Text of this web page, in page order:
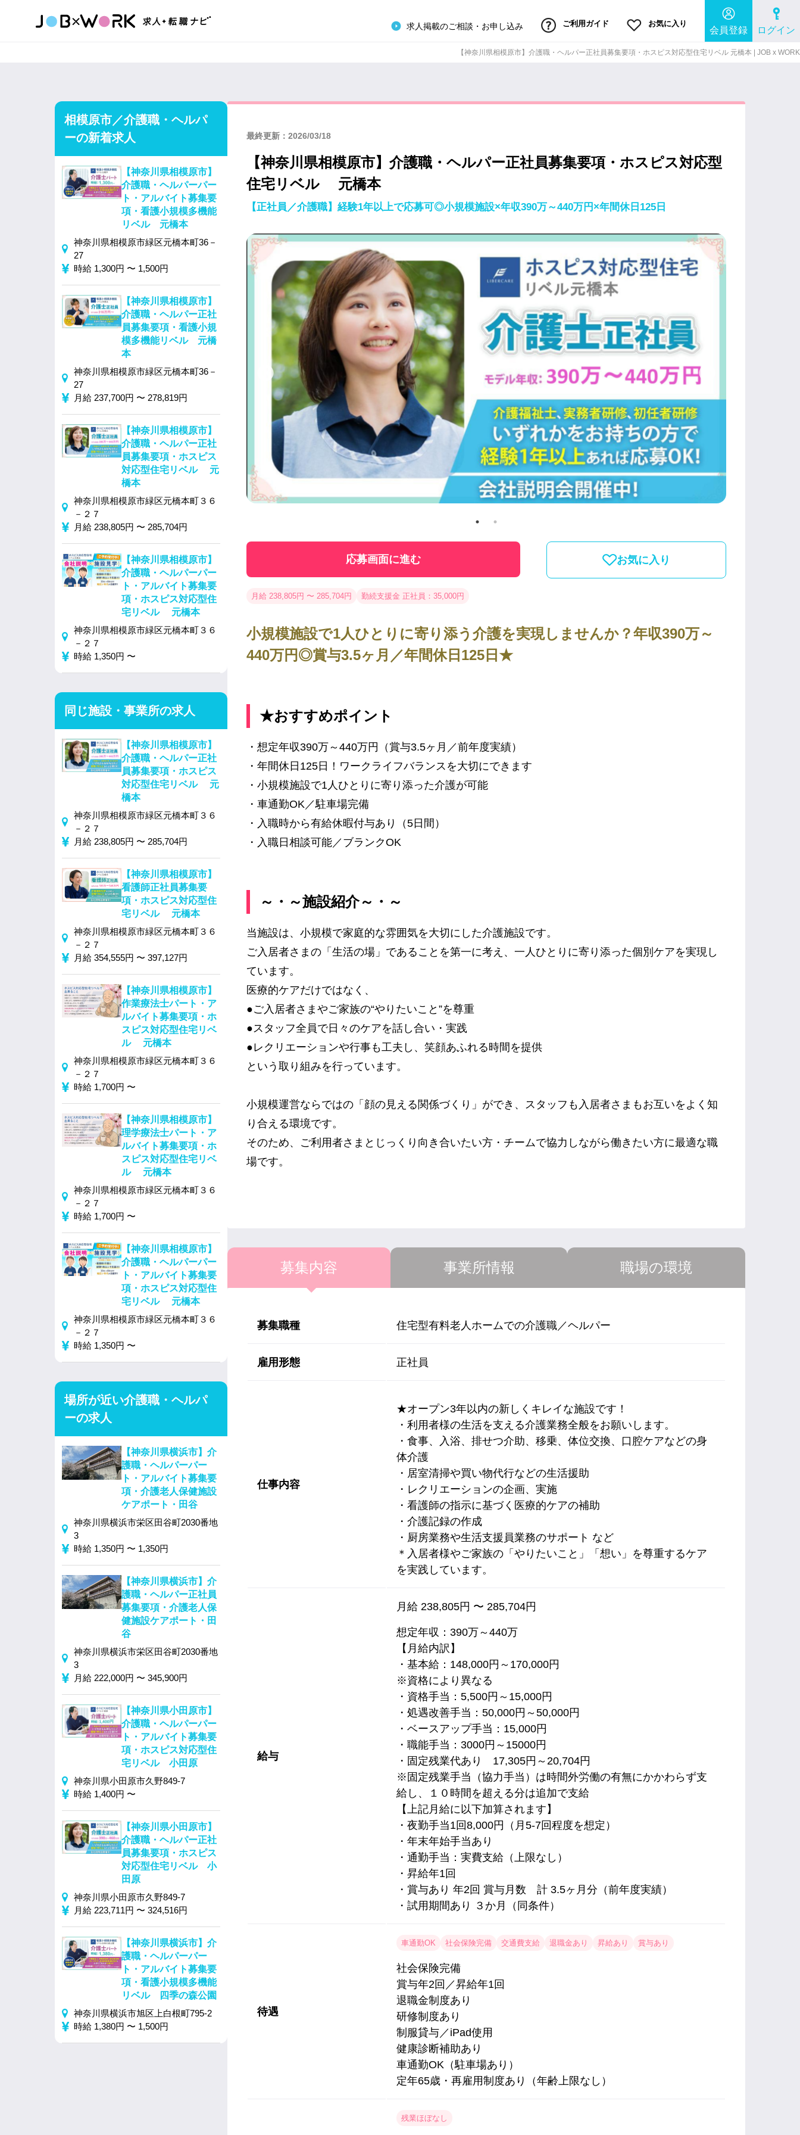
求人掲載のご相談・お申し込み ご利用ガイド お気に入り
会員登録 ログイン
【神奈川県相模原市】介護職・ヘルパー正社員募集要項・ホスピス対応型住宅リベル 元橋本 | JOB x WORK
最終更新：2026/03/18
【神奈川県相模原市】介護職・ヘルパー正社員募集要項・ホスピス対応型
住宅リベル 元橋本
【正社員／介護職】経験1年以上で応募可◎小規模施設×年収390万～440万円×年間休日125日
応募画面に進む お気に入り
月給 238,805円 〜 285,704円 勤続支援金 正社員：35,000円
小規模施設で1人ひとりに寄り添う介護を実現しませんか？年収390万～
440万円◎賞与3.5ヶ月／年間休日125日★
★おすすめポイント
・想定年収390万～440万円（賞与3.5ヶ月／前年度実績）
・年間休日125日！ワークライフバランスを大切にできます
・小規模施設で1人ひとりに寄り添った介護が可能
・車通勤OK／駐車場完備
・入職時から有給休暇付与あり（5日間）
・入職日相談可能／ブランクOK
～・～施設紹介～・～
当施設は、小規模で家庭的な雰囲気を大切にした介護施設です。
ご入居者さまの「生活の場」であることを第一に考え、一人ひとりに寄り添った個別ケアを実現し
ています。
医療的ケアだけではなく、
●ご入居者さまやご家族の“やりたいこと”を尊重
●スタッフ全員で日々のケアを話し合い・実践
●レクリエーションや行事も工夫し、笑顔あふれる時間を提供
という取り組みを行っています。
小規模運営ならではの「顔の見える関係づくり」ができ、スタッフも入居者さまもお互いをよく知
り合える環境です。
そのため、ご利用者さまとじっくり向き合いたい方・チームで協力しながら働きたい方に最適な職
場です。
募集内容 事業所情報 職場の環境
募集職種 住宅型有料老人ホームでの介護職／ヘルパー
雇用形態 正社員
仕事内容
★オープン3年以内の新しくキレイな施設です！
・利用者様の生活を支える介護業務全般をお願いします。
・食事、入浴、排せつ介助、移乗、体位交換、口腔ケアなどの身
体介護
・居室清掃や買い物代行などの生活援助
・レクリエーションの企画、実施
・看護師の指示に基づく医療的ケアの補助
・介護記録の作成
・厨房業務や生活支援員業務のサポート など
＊入居者様やご家族の「やりたいこと」「想い」を尊重するケア
を実践しています。
給与
月給 238,805円 〜 285,704円
想定年収：390万～440万
【月給内訳】
・基本給：148,000円～170,000円
※資格により異なる
・資格手当：5,500円～15,000円
・処遇改善手当：50,000円～50,000円
・ベースアップ手当：15,000円
・職能手当：3000円～15000円
・固定残業代あり 17,305円～20,704円
※固定残業手当（協力手当）は時間外労働の有無にかかわらず支
給し、１０時間を超える分は追加で支給
【上記月給に以下加算されます】
・夜勤手当1回8,000円（月5-7回程度を想定）
・年末年始手当あり
・通勤手当：実費支給（上限なし）
・昇給年1回
・賞与あり 年2回 賞与月数 計 3.5ヶ月分（前年度実績）
・試用期間あり ３か月（同条件）
待遇
車通勤OK 社会保険完備 交通費支給 退職金あり 昇給あり 賞与あり
社会保険完備
賞与年2回／昇給年1回
退職金制度あり
研修制度あり
制服貸与／iPad使用
健康診断補助あり
車通勤OK（駐車場あり）
定年65歳・再雇用制度あり（年齢上限なし）
残業ほぼなし
相模原市／介護職・ヘルパ
ーの新着求人
【神奈川県相模原市】
介護職・ヘルパーパー
ト・アルバイト募集要
項・看護小規模多機能
リベル 元橋本
神奈川県相模原市緑区元橋本町36－
27
時給 1,300円 〜 1,500円
【神奈川県相模原市】
介護職・ヘルパー正社
員募集要項・看護小規
模多機能リベル 元橋
本
神奈川県相模原市緑区元橋本町36－
27
月給 237,700円 〜 278,819円
【神奈川県相模原市】
介護職・ヘルパー正社
員募集要項・ホスピス
対応型住宅リベル 元
橋本
神奈川県相模原市緑区元橋本町３６
－２７
月給 238,805円 〜 285,704円
【神奈川県相模原市】
介護職・ヘルパーパー
ト・アルバイト募集要
項・ホスピス対応型住
宅リベル 元橋本
神奈川県相模原市緑区元橋本町３６
－２７
時給 1,350円 〜
同じ施設・事業所の求人
【神奈川県相模原市】
介護職・ヘルパー正社
員募集要項・ホスピス
対応型住宅リベル 元
橋本
神奈川県相模原市緑区元橋本町３６
－２７
月給 238,805円 〜 285,704円
【神奈川県相模原市】
看護師正社員募集要
項・ホスピス対応型住
宅リベル 元橋本
神奈川県相模原市緑区元橋本町３６
－２７
月給 354,555円 〜 397,127円
【神奈川県相模原市】
作業療法士パート・ア
ルバイト募集要項・ホ
スピス対応型住宅リベ
ル 元橋本
神奈川県相模原市緑区元橋本町３６
－２７
時給 1,700円 〜
【神奈川県相模原市】
理学療法士パート・ア
ルバイト募集要項・ホ
スピス対応型住宅リベ
ル 元橋本
神奈川県相模原市緑区元橋本町３６
－２７
時給 1,700円 〜
【神奈川県相模原市】
介護職・ヘルパーパー
ト・アルバイト募集要
項・ホスピス対応型住
宅リベル 元橋本
神奈川県相模原市緑区元橋本町３６
－２７
時給 1,350円 〜
場所が近い介護職・ヘルパ
ーの求人
【神奈川県横浜市】介
護職・ヘルパーパー
ト・アルバイト募集要
項・介護老人保健施設
ケアポート・田谷
神奈川県横浜市栄区田谷町2030番地
3
時給 1,350円 〜 1,350円
【神奈川県横浜市】介
護職・ヘルパー正社員
募集要項・介護老人保
健施設ケアポート・田
谷
神奈川県横浜市栄区田谷町2030番地
3
月給 222,000円 〜 345,900円
【神奈川県小田原市】
介護職・ヘルパーパー
ト・アルバイト募集要
項・ホスピス対応型住
宅リベル 小田原
神奈川県小田原市久野849‐7
時給 1,400円 〜
【神奈川県小田原市】
介護職・ヘルパー正社
員募集要項・ホスピス
対応型住宅リベル 小
田原
神奈川県小田原市久野849‐7
月給 223,711円 〜 324,516円
【神奈川県横浜市】介
護職・ヘルパーパー
ト・アルバイト募集要
項・看護小規模多機能
リベル 四季の森公園
神奈川県横浜市旭区上白根町795‐2
時給 1,380円 〜 1,500円